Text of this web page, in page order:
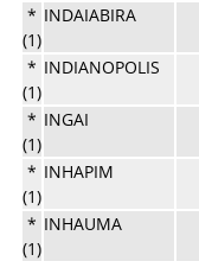
*
(1)
INDAIABIRA
*
(1)
INDIANOPOLIS
*
(1)
INGAI
*
(1)
INHAPIM
*
(1)
INHAUMA